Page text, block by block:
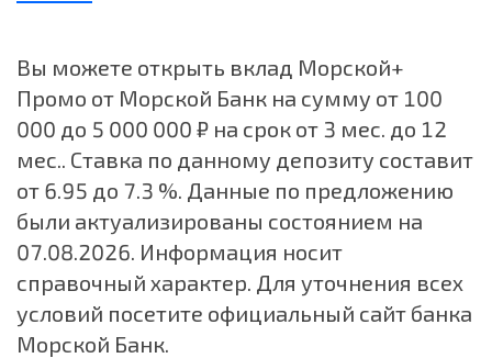
Вы можете открыть вклад Морской+
Промо от Морской Банк на сумму от 100
000 до 5 000 000 ₽ на срок от 3 мес. до 12
мес.. Ставка по данному депозиту составит
от 6.95 до 7.3 %. Данные по предложению
были актуализированы состоянием на
07.08.2026. Информация носит
справочный характер. Для уточнения всех
условий посетите официальный сайт банка
Морской Банк.